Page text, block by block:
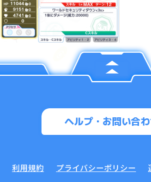
ヘルプ・お問い合
利用規約 プライバシーポリシー